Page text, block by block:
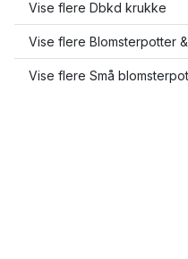
Vise flere Dbkd krukke
Vise flere Blomsterpotter
Vise flere Små